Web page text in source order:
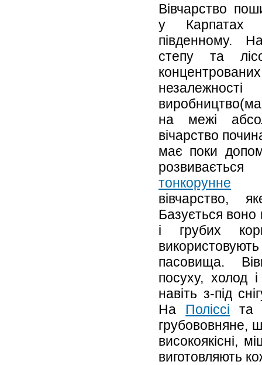
Вівчарство
у Карпатах
південному.
степу та
на межі
вічарство
має поки
тонкорунне
вівчарство,
Базується
і грубих
пасовища.
посуху, холод
навіть з-під
На Поліссі
грубововняне,
високоякісні,
виготовляють